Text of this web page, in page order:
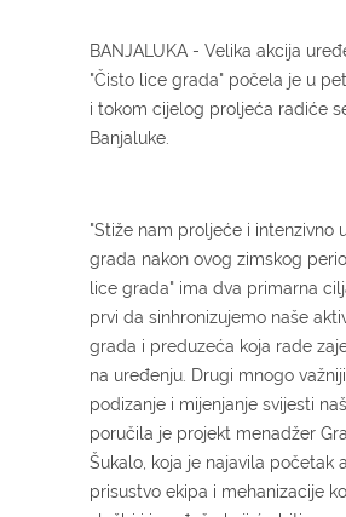
BANJALUKA - Velika akcija
"Čisto lice grada" počela je u
i tokom cijelog proljeća radiće
Banjaluke.
"Stiže nam proljeće i intenzivno
grada nakon ovog zimskog
lice grada" ima dva primarna
prvi da sinhronizujemo naše
grada i preduzeća koja rade
na uređenju. Drugi mnogo
podizanje i mijenjanje svijesti
poručila je projekt menadžer
Šukalo, koja je najavila početak
prisustvo ekipa i mehanizacije